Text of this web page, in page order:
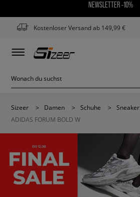
NEWSLETTER -10%
Kostenloser Versand ab 149,99 €
Sizeer > Damen > Schuhe > Sneaker
ADIDAS FORUM BOLD W